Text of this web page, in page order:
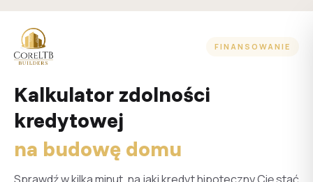
FINANSOWANIE
Kalkulator zdolności
kredytowej
na budowę domu